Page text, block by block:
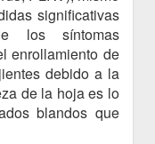
significativas
los síntomas
enrollamiento de
debido a la
de la hoja es lo
blandos que